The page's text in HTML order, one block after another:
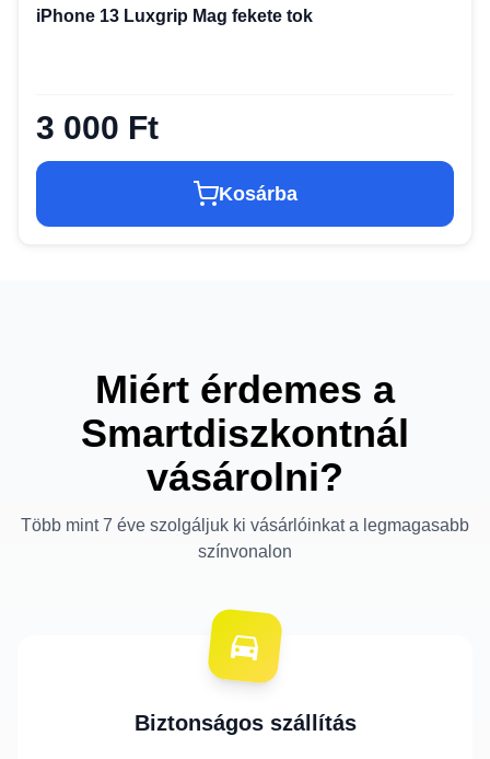
iPhone 13 Luxgrip Mag fekete tok
3 000 Ft
Kosárba
Miért érdemes a
Smartdiszkontnál
vásárolni?
Több mint 7 éve szolgáljuk ki vásárlóinkat a legmagasabb
színvonalon
Biztonságos szállítás